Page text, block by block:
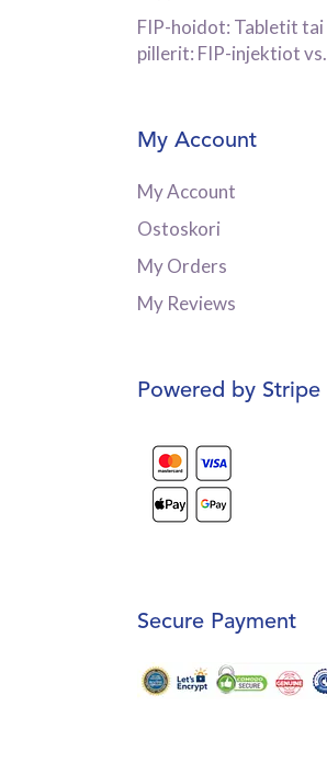
FIP-hoidot: Tabletit tai
pillerit: FIP-injektiot vs.
My Account
My Account
Ostoskori
My Orders
My Reviews
Powered by Stripe
Secure Payment